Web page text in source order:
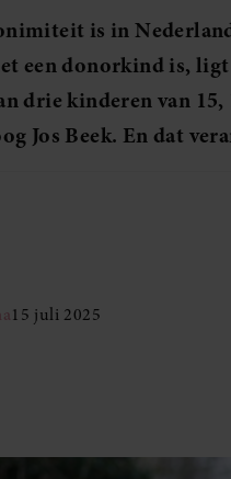
is in
een donorkind is,
drie kinderen van
Jos Beek. En dat
15 juli 2025